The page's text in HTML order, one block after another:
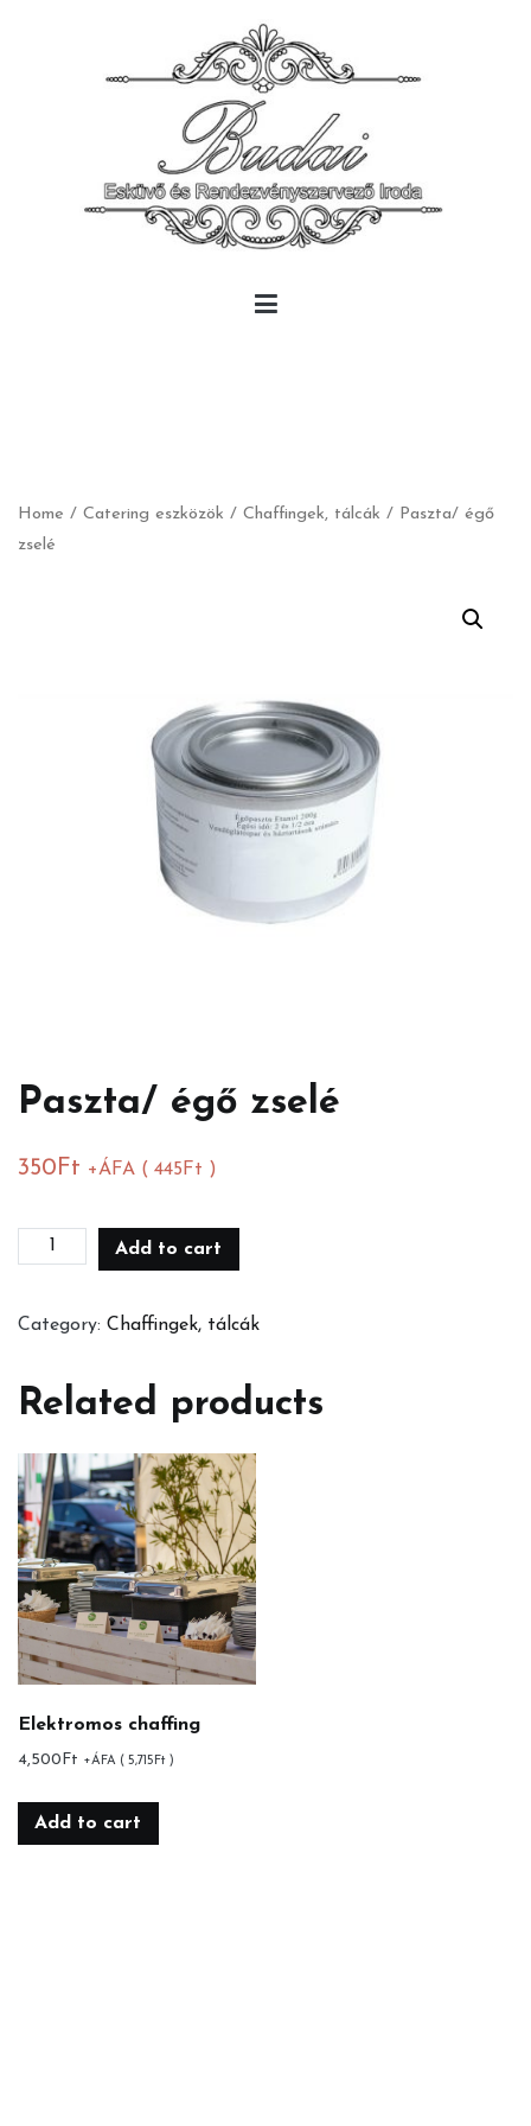
Home / Catering eszközök / Chaffingek, tálcák / Paszta/ égő
zselé
Paszta/ égő zselé
350 Ft +ÁFA ( 445 Ft )
Paszta/
Add to cart
Category: Chaffingek, tálcák
Related products
Elektromos chaffing
4,500 Ft +ÁFA ( 5,715 Ft )
Add to cart